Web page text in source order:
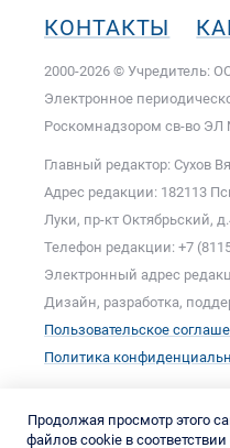
КОНТАКТЫ
2000-2026 © Учредитель:
Электронное
Роскомнадзором cв-во ЭЛ
Главный редактор: Сухов
Адрес редакции: 182113
Луки, пр-кт Октябрьский,
Телефон редакции: +7
Электронный адрес
Дизайн, разработка,
Пользовательское
Политика
Продолжая просмотр этого
файлов cookie в соответствии